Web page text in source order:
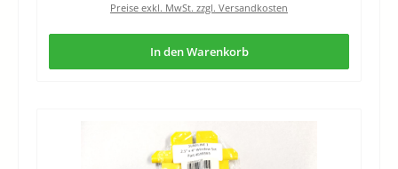
Preise exkl. MwSt. zzgl. Versandkosten
In den Warenkorb